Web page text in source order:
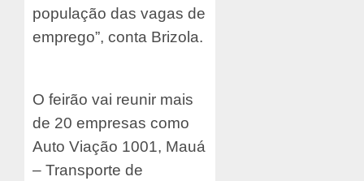
população das vagas de
emprego”, conta Brizola.
O feirão vai reunir mais
de 20 empresas como
Auto Viação 1001, Mauá
– Transporte de